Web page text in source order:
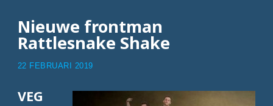
Nieuwe frontman
Rattlesnake Shake
22 FEBRUARI 2019
VEG